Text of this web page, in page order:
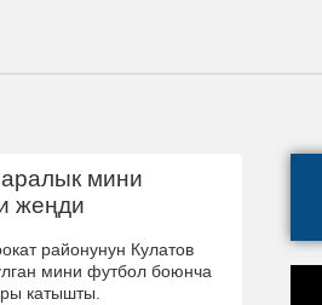
аралык мини
жеңди
районунун Кулатов
мини футбол боюнча
катышты.